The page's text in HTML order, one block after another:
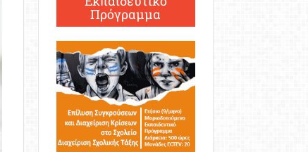
Πρόγραμμα